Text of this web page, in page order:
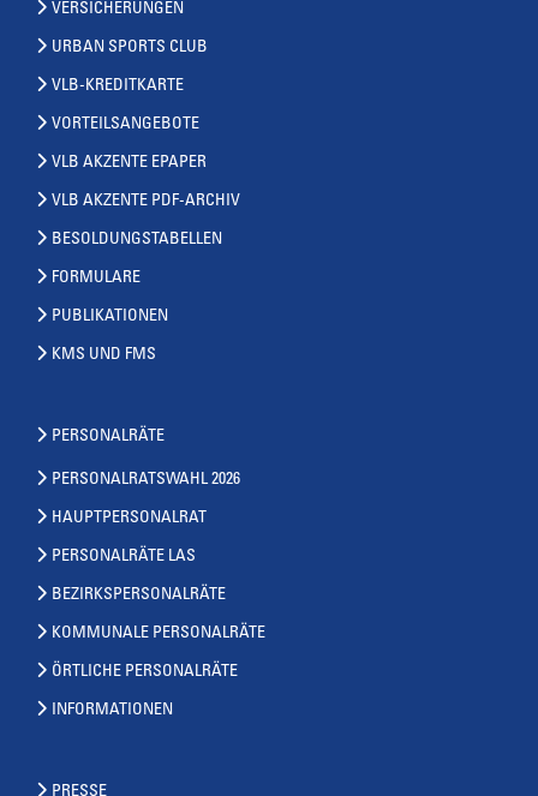
VERSICHERUNGEN
URBAN SPORTS CLUB
VLB-KREDITKARTE
VORTEILSANGEBOTE
VLB AKZENTE EPAPER
VLB AKZENTE PDF-ARCHIV
BESOLDUNGSTABELLEN
FORMULARE
PUBLIKATIONEN
KMS UND FMS
PERSONALRÄTE
PERSONALRATSWAHL 2026
HAUPTPERSONALRAT
PERSONALRÄTE LAS
BEZIRKSPERSONALRÄTE
KOMMUNALE PERSONALRÄTE
ÖRTLICHE PERSONALRÄTE
INFORMATIONEN